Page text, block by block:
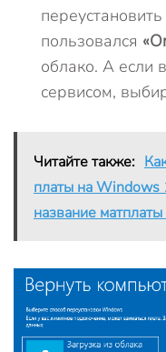
пользовался
облако. А если
сервисом,
Читайте также:
платы на Windows
название